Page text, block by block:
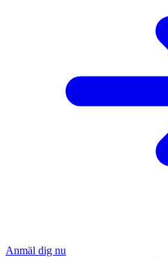
Anmäl dig nu